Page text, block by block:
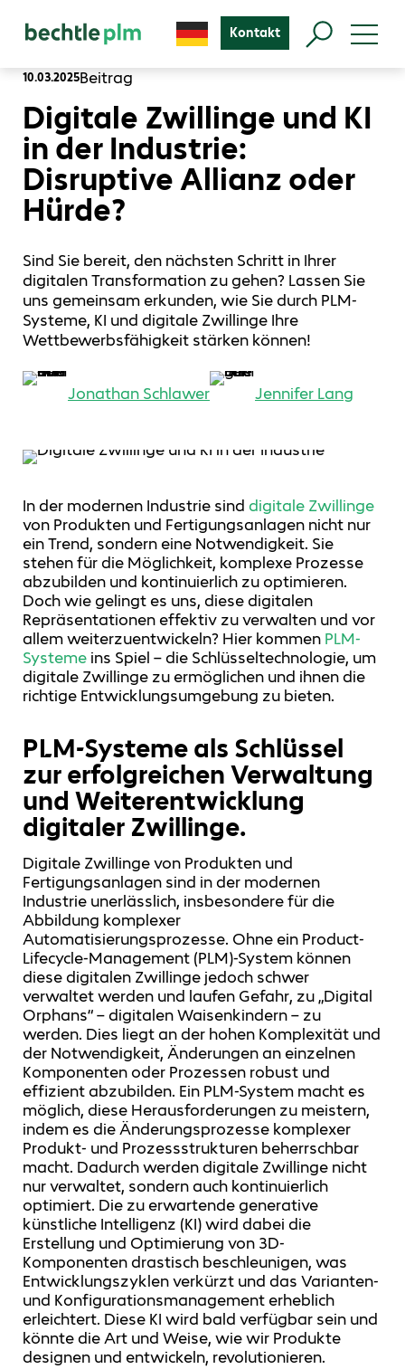
Kontakt
10.03.2025Beitrag
Digitale Zwillinge und KI
in der Industrie:
Disruptive Allianz oder
Hürde?
Sind Sie bereit, den nächsten Schritt in Ihrer
digitalen Transformation zu gehen? Lassen Sie
uns gemeinsam erkunden, wie Sie durch PLM-
Systeme, KI und digitale Zwillinge Ihre
Wettbewerbsfähigkeit stärken können!
Jonathan Schlawer Jennifer Lang
In der modernen Industrie sind digitale Zwillinge
von Produkten und Fertigungsanlagen nicht nur
ein Trend, sondern eine Notwendigkeit. Sie
stehen für die Möglichkeit, komplexe Prozesse
abzubilden und kontinuierlich zu optimieren.
Doch wie gelingt es uns, diese digitalen
Repräsentationen effektiv zu verwalten und vor
allem weiterzuentwickeln? Hier kommen PLM-
Systeme ins Spiel – die Schlüsseltechnologie, um
digitale Zwillinge zu ermöglichen und ihnen die
richtige Entwicklungsumgebung zu bieten.
PLM-Systeme als Schlüssel
zur erfolgreichen Verwaltung
und Weiterentwicklung
digitaler Zwillinge.
Digitale Zwillinge von Produkten und
Fertigungsanlagen sind in der modernen
Industrie unerlässlich, insbesondere für die
Abbildung komplexer
Automatisierungsprozesse. Ohne ein Product-
Lifecycle-Management (PLM)-System können
diese digitalen Zwillinge jedoch schwer
verwaltet werden und laufen Gefahr, zu „Digital
Orphans“ – digitalen Waisenkindern – zu
werden. Dies liegt an der hohen Komplexität und
der Notwendigkeit, Änderungen an einzelnen
Komponenten oder Prozessen robust und
effizient abzubilden. Ein PLM-System macht es
möglich, diese Herausforderungen zu meistern,
indem es die Änderungsprozesse komplexer
Produkt- und Prozessstrukturen beherrschbar
macht. Dadurch werden digitale Zwillinge nicht
nur verwaltet, sondern auch kontinuierlich
optimiert. Die zu erwartende generative
künstliche Intelligenz (KI) wird dabei die
Erstellung und Optimierung von 3D-
Komponenten drastisch beschleunigen, was
Entwicklungszyklen verkürzt und das Varianten-
und Konfigurationsmanagement erheblich
erleichtert. Diese KI wird bald verfügbar sein und
könnte die Art und Weise, wie wir Produkte
designen und entwickeln, revolutionieren.